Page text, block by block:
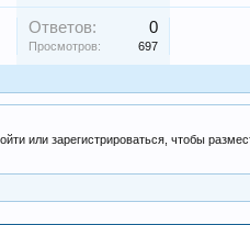
Ответов: 0
Просмотров: 697
или зарегистрироваться, чтобы